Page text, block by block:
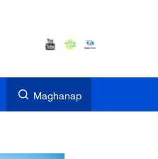
Maghanap